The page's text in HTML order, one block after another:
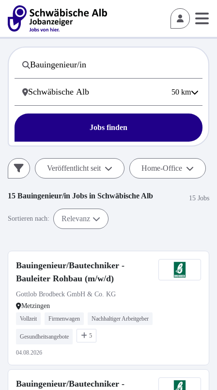
50 km
Jobs finden
Veröffentlicht seit Home-Office
15 Bauingenieur/in Jobs in Schwäbische Alb 15 Jobs
Sortieren nach: Relevanz
Bauingenieur/Bautechniker -
Bauleiter Rohbau (m/w/d)
Gottlob Brodbeck GmbH & Co. KG
Metzingen
Vollzeit Firmenwagen Nachhaltiger Arbeitgeber
Gesundheitsangebote 5
04.08.2026
Bauingenieur/Bautechniker -